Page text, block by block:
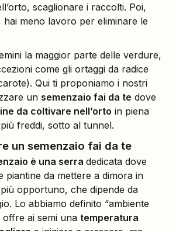
scaglionare i raccolti. Poi,
meno lavoro per eliminare le
la maggior parte delle verdure,
come gli ortaggi da radice
Qui ti proponiamo i nostri
un semenzaio fai da te dove
da coltivare nell’orto in piena
freddi, sotto al tunnel.
un semenzaio fai da te
è una serra dedicata dove
piantine da mettere a dimora in
opportuno, che dipende da
Lo abbiamo definito “ambiente
ai semi una temperatura